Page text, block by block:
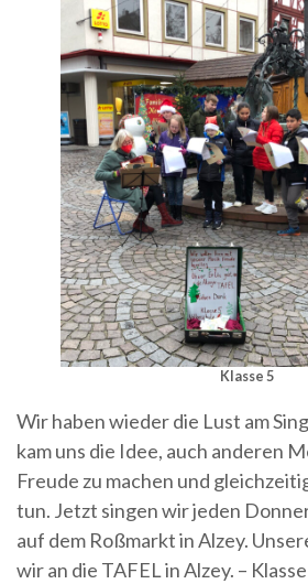
Klasse 5
Wir haben wieder die Lust am
kam uns die Idee, auch anderen
Freude zu machen und
tun. Jetzt singen wir jeden
auf dem Roßmarkt in Alzey.
wir an die TAFEL in Alzey. – Klasse